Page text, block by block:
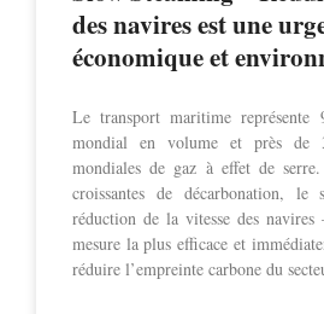
des navires est une
économique et
Le transport maritime
mondial en volume et près de
mondiales de gaz à effet de
croissantes de décarbonation,
réduction de la vitesse des
mesure la plus efficace et
réduire l’empreinte carbone du